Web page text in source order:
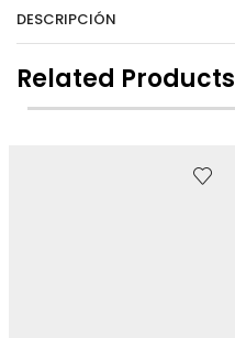
DESCRIPCIÓN
Related Products